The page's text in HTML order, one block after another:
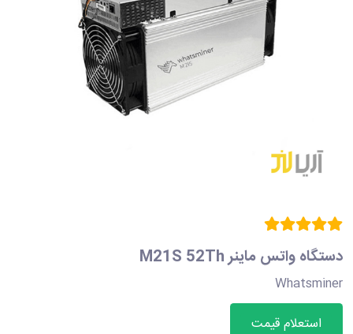
دستگاه واتس ماینر M21S 52Th
Whatsminer
استعلام قیمت